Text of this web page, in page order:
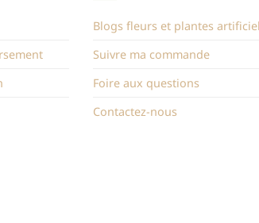
Blogs fleurs et plantes
Suivre ma commande
Foire aux questions
Contactez-nous